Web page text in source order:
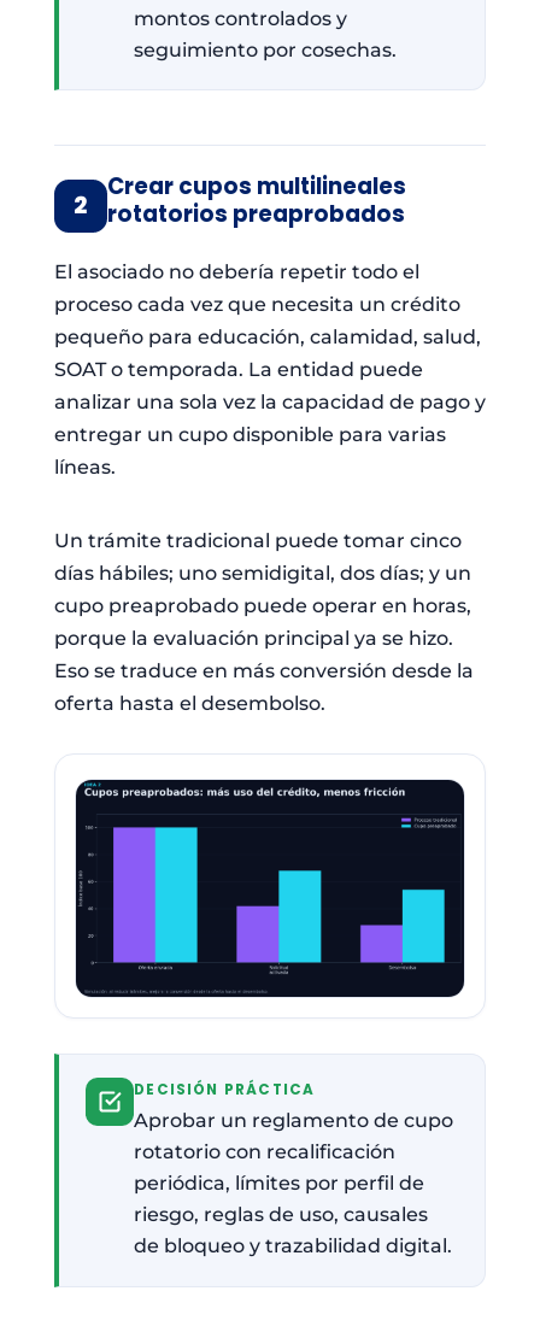
montos controlados y
seguimiento por cosechas.
2
Crear cupos multilineales
rotatorios preaprobados
El asociado no debería repetir todo el
proceso cada vez que necesita un crédito
pequeño para educación, calamidad, salud,
SOAT o temporada. La entidad puede
analizar una sola vez la capacidad de pago y
entregar un cupo disponible para varias
líneas.
Un trámite tradicional puede tomar cinco
días hábiles; uno semidigital, dos días; y un
cupo preaprobado puede operar en horas,
porque la evaluación principal ya se hizo.
Eso se traduce en más conversión desde la
oferta hasta el desembolso.
DECISIÓN PRÁCTICA
Aprobar un reglamento de cupo
rotatorio con recalificación
periódica, límites por perfil de
riesgo, reglas de uso, causales
de bloqueo y trazabilidad digital.